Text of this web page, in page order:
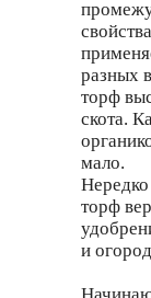
разных
торф
скота.
мало.
торф
и